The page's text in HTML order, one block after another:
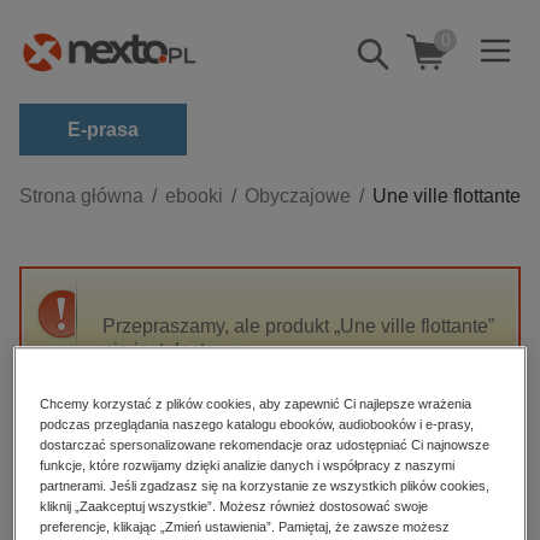
Pokaż/schowaj
wyszukiwarkę
0
E-prasa
Kategorie
biznesowe, branżowe, gospodarka
dzienniki
edukacja
hobby, sport, rozrywka
komputery, internet, technologie, informatyka
Strona główna ebooki Obyczajowe Une ville flottante
Przepraszamy, ale produkt „Une ville flottante”
nie jest dostępny.
High-contrast mode
Polecane
Chcemy korzystać z plików cookies, aby zapewnić Ci najlepsze wrażenia
podczas przeglądania naszego katalogu ebooków, audiobooków i e-prasy,
dostarczać spersonalizowane rekomendacje oraz udostępniać Ci najnowsze
funkcje, które rozwijamy dzięki analizie danych i współpracy z naszymi
partnerami. Jeśli zgadzasz się na korzystanie ze wszystkich plików cookies,
kliknij „Zaakceptuj wszystkie”. Możesz również dostosować swoje
preferencje, klikając „Zmień ustawienia”. Pamiętaj, że zawsze możesz